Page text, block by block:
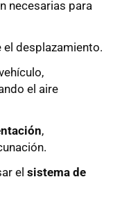
necesarias para
el desplazamiento.
el aire
,
el sistema de